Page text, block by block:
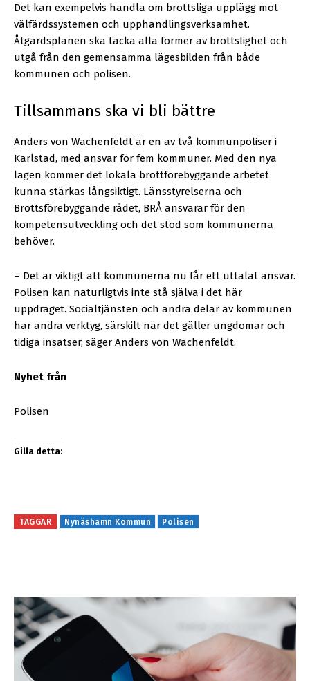
Det kan exempelvis handla om brottsliga upplägg mot
välfärdssystemen och upphandlingsverksamhet.
Åtgärdsplanen ska täcka alla former av brottslighet och
utgå från den gemensamma lägesbilden från både
kommunen och polisen.
Tillsammans ska vi bli bättre
Anders von Wachenfeldt är en av två kommunpoliser i
Karlstad, med ansvar för fem kommuner. Med den nya
lagen kommer det lokala brottförebyggande arbetet
kunna stärkas långsiktigt. Länsstyrelserna och
Brottsförebyggande rådet, BRÅ ansvarar för den
kompetensutveckling och det stöd som kommunerna
behöver.
– Det är viktigt att kommunerna nu får ett uttalat ansvar.
Polisen kan naturligtvis inte stå själva i det här
uppdraget. Socialtjänsten och andra delar av kommunen
har andra verktyg, särskilt när det gäller ungdomar och
tidiga insatser, säger Anders von Wachenfeldt.
Nyhet från
Polisen
Gilla detta:
TAGGAR Nynäshamn Kommun Polisen